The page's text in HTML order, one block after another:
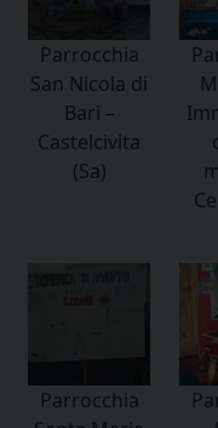
Parrocchia
San Nicola di
Bari –
Castelcivita
(Sa)
Parrocchia